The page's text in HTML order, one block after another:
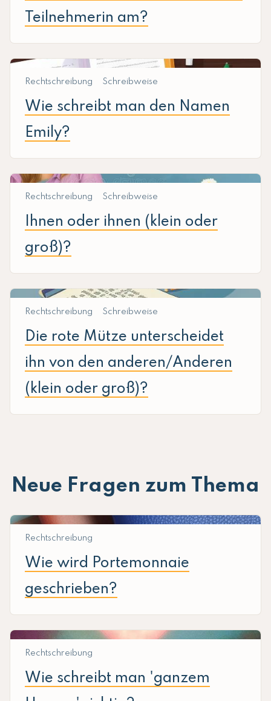
Teilnehmerin am?
Rechtschreibung Schreibweise
Wie schreibt man den Namen
Emily?
Rechtschreibung Schreibweise
Ihnen oder ihnen (klein oder
groß)?
Rechtschreibung Schreibweise
Die rote Mütze unterscheidet
ihn von den anderen/Anderen
(klein oder groß)?
Neue Fragen zum Thema
Rechtschreibung
Wie wird Portemonnaie
geschrieben?
Rechtschreibung
Wie schreibt man 'ganzem